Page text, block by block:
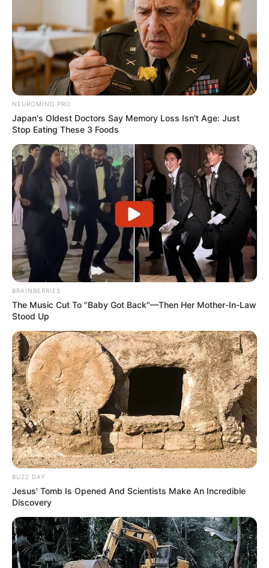
NEUROMIND PRO
Japan's Oldest Doctors Say Memory Loss Isn't Age: Just
Stop Eating These 3 Foods
BRAINBERRIES
The Music Cut To "Baby Got Back"—Then Her Mother-In-Law
Stood Up
BUZZ DAY
Jesus' Tomb Is Opened And Scientists Make An Incredible
Discovery